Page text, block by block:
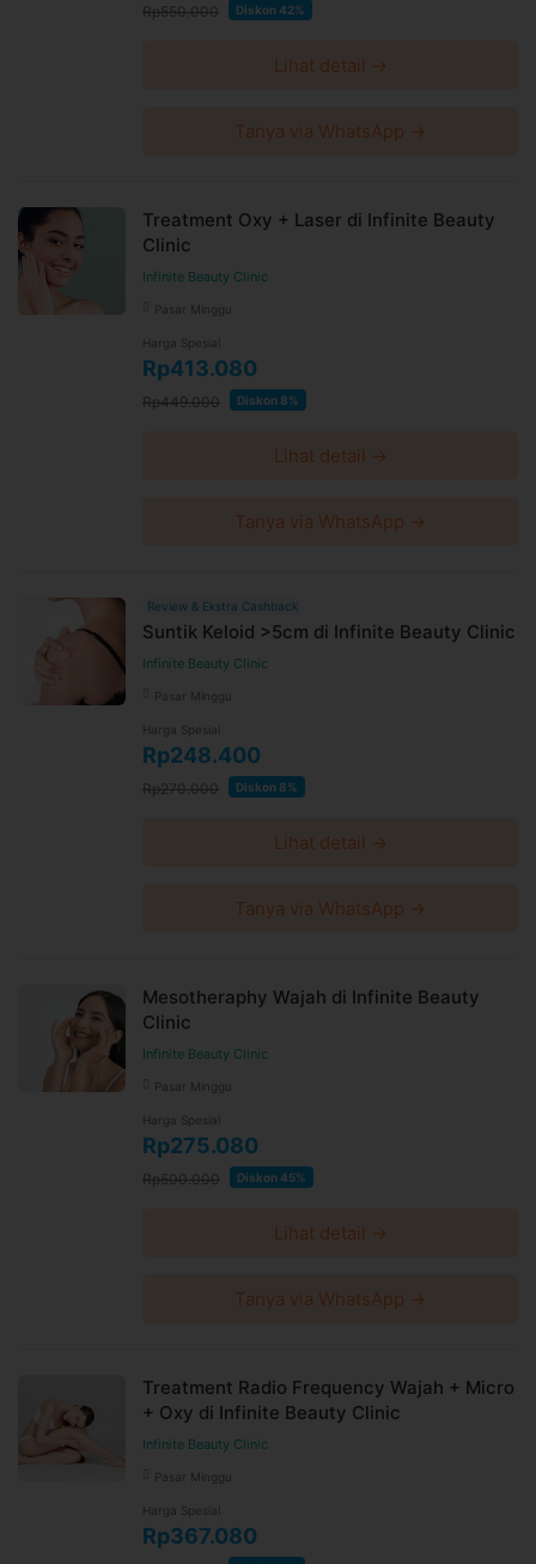
Rp550.000 Diskon 42%
Lihat detail →
Tanya via WhatsApp →
Treatment Oxy + Laser di Infinite Beauty
Clinic
Infinite Beauty Clinic
Pasar Minggu
Harga Spesial
Rp413.080
Rp449.000 Diskon 8%
Lihat detail →
Tanya via WhatsApp →
Review & Ekstra Cashback
Suntik Keloid >5cm di Infinite Beauty Clinic
Infinite Beauty Clinic
Pasar Minggu
Harga Spesial
Rp248.400
Rp270.000 Diskon 8%
Lihat detail →
Tanya via WhatsApp →
Mesotheraphy Wajah di Infinite Beauty
Clinic
Infinite Beauty Clinic
Pasar Minggu
Harga Spesial
Rp275.080
Rp500.000 Diskon 45%
Lihat detail →
Tanya via WhatsApp →
Treatment Radio Frequency Wajah + Micro
+ Oxy di Infinite Beauty Clinic
Infinite Beauty Clinic
Pasar Minggu
Harga Spesial
Rp367.080